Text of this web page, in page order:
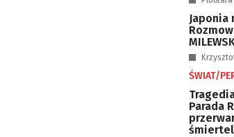
Japonia
ŚWIAT/
Parada